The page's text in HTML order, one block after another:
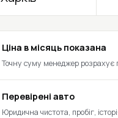
Ціна в місяць показана
Точну суму менеджер розрахує
Перевірені авто
Юридична чистота, пробіг,